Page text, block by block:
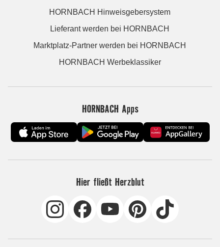
HORNBACH Hinweisgebersystem
Lieferant werden bei HORNBACH
Marktplatz-Partner werden bei HORNBACH
HORNBACH Werbeklassiker
HORNBACH Apps
Hier fließt Herzblut